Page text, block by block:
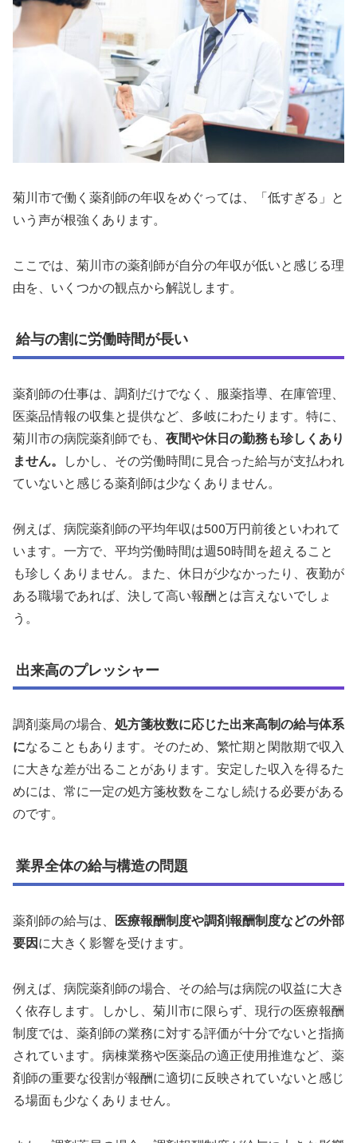
菊川市で働く薬剤師の年収をめぐっては、「低すぎる」と
いう声が根強くあります。
ここでは、菊川市の薬剤師が自分の年収が低いと感じる理
由を、いくつかの観点から解説します。
給与の割に労働時間が長い
薬剤師の仕事は、調剤だけでなく、服薬指導、在庫管理、
医薬品情報の収集と提供など、多岐にわたります。特に、
菊川市の病院薬剤師でも、 夜間や休日の勤務も珍しくあり
ません。 しかし、その労働時間に見合った給与が支払われ
ていないと感じる薬剤師は少なくありません。
例えば、病院薬剤師の平均年収は500万円前後といわれて
います。一方で、平均労働時間は週50時間を超えること
も珍しくありません。また、休日が少なかったり、夜勤が
ある職場であれば、決して高い報酬とは言えないでしょ
う。
出来高のプレッシャー
調剤薬局の場合、 処方箋枚数に応じた出来高制の給与体系
になることもあります。そのため、繁忙期と閑散期で収入
に大きな差が出ることがあります。安定した収入を得るた
めには、常に一定の処方箋枚数をこなし続ける必要がある
のです。
業界全体の給与構造の問題
薬剤師の給与は、 医療報酬制度や調剤報酬制度などの外部
要因に大きく影響を受けます。
例えば、病院薬剤師の場合、その給与は病院の収益に大き
く依存します。しかし、菊川市に限らず、現行の医療報酬
制度では、薬剤師の業務に対する評価が十分でないと指摘
されています。病棟業務や医薬品の適正使用推進など、薬
剤師の重要な役割が報酬に適切に反映されていないと感じ
る場面も少なくありません。